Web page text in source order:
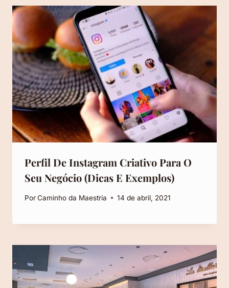
Perfil De Instagram Criativo Para O
Seu Negócio (Dicas E Exemplos)
PorCaminho da Maestria 14 de abril, 2021